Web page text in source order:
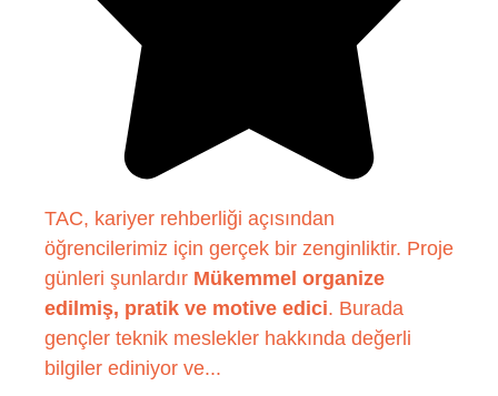
TAC, kariyer rehberliği açısından
öğrencilerimiz için gerçek bir zenginliktir. Proje
günleri şunlardır Mükemmel organize
edilmiş, pratik ve motive edici. Burada
gençler teknik meslekler hakkında değerli
bilgiler ediniyor ve...